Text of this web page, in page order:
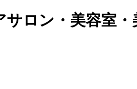
ロン・美容室